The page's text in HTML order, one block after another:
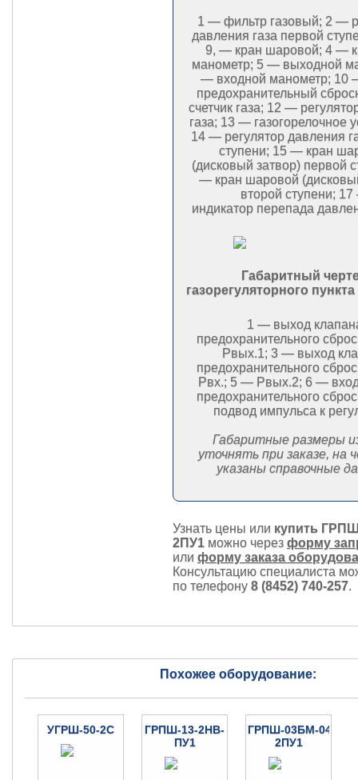
1 — фильтр газовый; 2 —
давления газа первой
9, — кран шаровой; 4 —
манометр; 5 — выходной
— входной манометр; 10
предохранительный
счетчик газа; 12 —
газа; 13 — газогорелочное
14 — регулятор давления
ступени; 15 — кран
(дисковый затвор) первой
— кран шаровой
второй ступени;
индикатор перепада
Габаритный
газорегуляторного
1 — выход
предохранительного
Рвых.1; 3 — выход
предохранительного
Рвх.; 5 — Рвых.2; 6 —
предохранительного
подвод импульса к
Габаритные размеры
уточнять при заказе, на
указаны справочные
Узнать цены или купить
2ПУ1 можно через форму
или форму заказа
Консультацию специалиста
по телефону 8 (8452) 740-257.
Похожее оборудование:
УГРШ-50-2С
ГРПШ-13-2НВ-
ПУ1
ГРПШ-03БМ-04-
2ПУ1